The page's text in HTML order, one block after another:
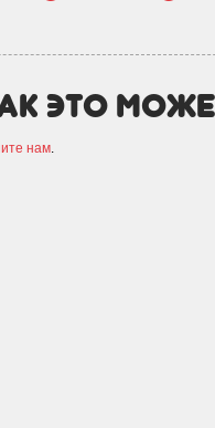
это
нам.